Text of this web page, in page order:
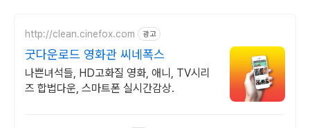
http://clean.cinefox.com 광고
굿다운로드 영화관 씨네폭스
나쁜녀석들, HD고화질 영화, 애니, TV시리
즈 합법다운, 스마트폰 실시간감상.